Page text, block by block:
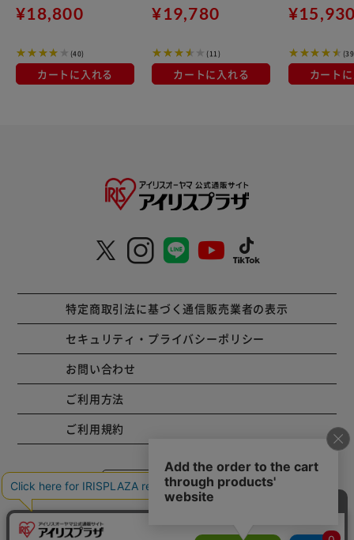
90 ライトナチュラル
¥18,800
(40)
カートに入れる
-1W グレー
¥19,780
(11)
カートに入れる
-1218 メタル
カート
特定商取引法に基づく通信販売業者の表示
セキュリティ・プライバシーポリシー
お問い合わせ
ご利用方法
ご利用規約
コーポレートサイト